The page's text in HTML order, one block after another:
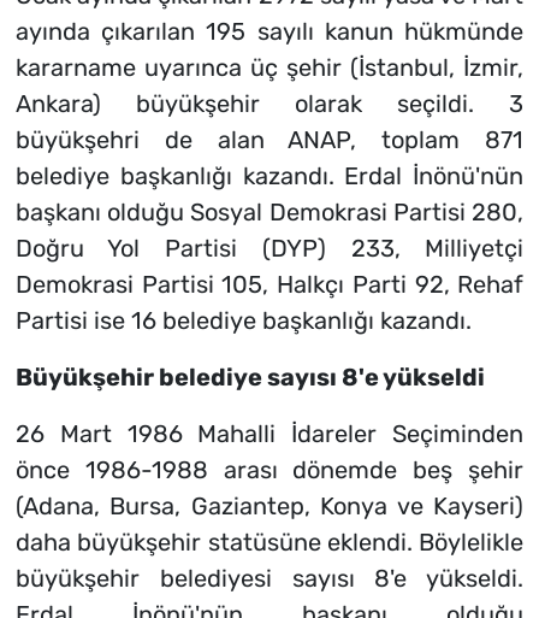
ayında çıkarılan 195 sayılı kanun hükmünde
kararname uyarınca üç şehir (İstanbul, İzmir,
Ankara) büyükşehir olarak seçildi. 3
büyükşehri de alan ANAP, toplam 871
belediye başkanlığı kazandı. Erdal İnönü'nün
başkanı olduğu Sosyal Demokrasi Partisi 280,
Doğru Yol Partisi (DYP) 233, Milliyetçi
Demokrasi Partisi 105, Halkçı Parti 92, Rehaf
Partisi ise 16 belediye başkanlığı kazandı.
Büyükşehir belediye sayısı 8'e yükseldi
26 Mart 1986 Mahalli İdareler Seçiminden
önce 1986-1988 arası dönemde beş şehir
(Adana, Bursa, Gaziantep, Konya ve Kayseri)
daha büyükşehir statüsüne eklendi. Böylelikle
büyükşehir belediyesi sayısı 8'e yükseldi.